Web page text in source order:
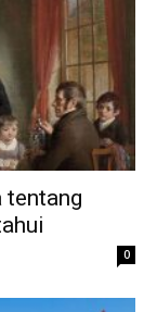
tentang
0